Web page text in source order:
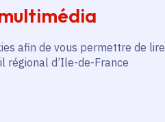
afin de vous permettre de lire
régional d’Ile-de-France
3, 4